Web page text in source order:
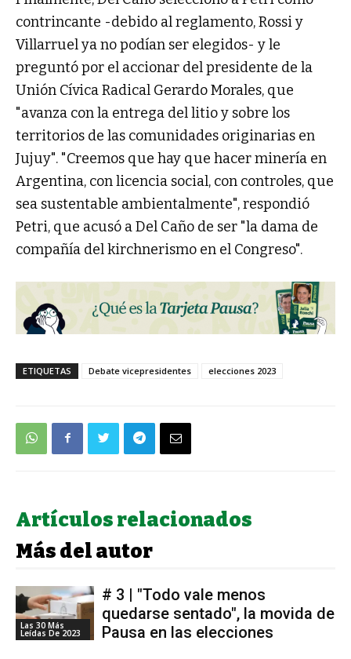
contrincante -debido al reglamento, Rossi y
Villarruel ya no podían ser elegidos- y le
preguntó por el accionar del presidente de la
Unión Cívica Radical Gerardo Morales, que
"avanza con la entrega del litio y sobre los
territorios de las comunidades originarias en
Jujuy". "Creemos que hay que hacer minería en
Argentina, con licencia social, con controles, que
sea sustentable ambientalmente", respondió
Petri, que acusó a Del Caño de ser "la dama de
compañía del kirchnerismo en el Congreso".
ETIQUETAS Debate vicepresidentes elecciones 2023
Artículos relacionados
Más del autor
Las 30 Más
Leídas De 2023
# 3 | "Todo vale menos
quedarse sentado", la movida de
Pausa en las elecciones